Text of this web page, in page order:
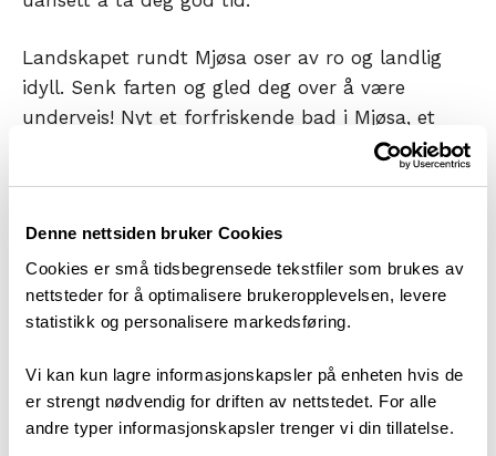
Denne nettsiden bruker Cookies
Cookies er små tidsbegrensede tekstfiler som brukes av
nettsteder for å optimalisere brukeropplevelsen, levere
statistikk og personalisere markedsføring.
Vi kan kun lagre informasjonskapsler på enheten hvis de
er strengt nødvendig for driften av nettstedet. For alle
andre typer informasjonskapsler trenger vi din tillatelse.
Landskapet rundt Mjøsa oser av ro og landlig
idyll. Senk farten og gled deg over å være
underveis! Nyt et forfriskende bad i Mjøsa, et
besøk på et spennende museum eller et godt
Som et forslag har vi delt Mjøstråkk inn i 7
delstrekninger med start- og sluttpunkt i
Eidsvoll/ Minnesund. Vi har i tillegg valgt å
informasjonen på disse sider kan du også legge
opp din egen tur, og velge overnattingsstedene
som passer dine ønsker og ditt budsjett. Ønsker